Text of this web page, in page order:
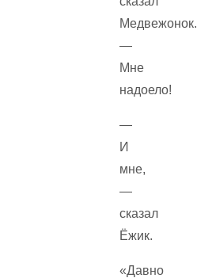
Медвежонок.
—
Мне
надоело!
—
И
мне,
—
сказал
Ёжик.
«Давно